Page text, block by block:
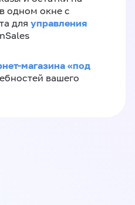
одном окне с
для управления
магазина «под
вашего